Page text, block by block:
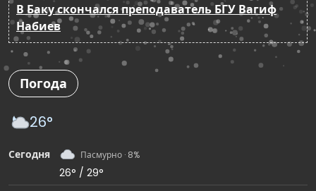
В Баку скончался преподаватель БГУ Вагиф
Набиев
Погода
26°
Сегодня Пасмурно · 8%
26° / 29°